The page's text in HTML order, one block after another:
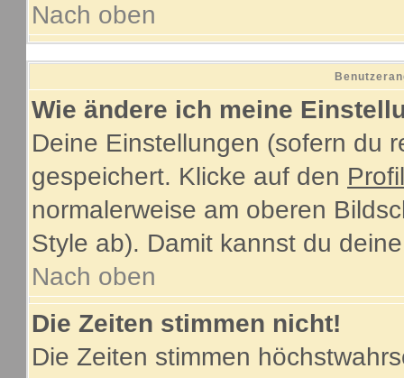
Nach oben
Wie ändere ich meine
Deine Einstellungen (sofern du
gespeichert. Klicke auf den Profil
normalerweise am oberen
Style ab). Damit kannst du
Nach oben
Die Zeiten stimmen nicht!
Die Zeiten stimmen